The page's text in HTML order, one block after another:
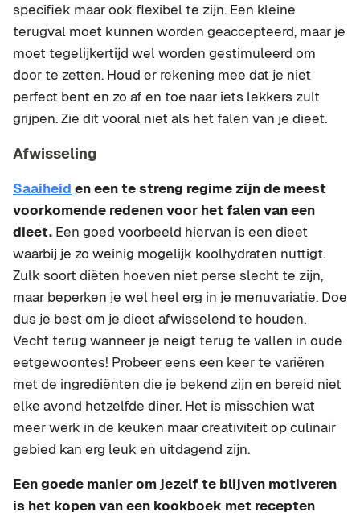
specifiek maar ook flexibel te zijn. Een kleine
terugval moet kunnen worden geaccepteerd, maar je
moet tegelijkertijd wel worden gestimuleerd om
door te zetten. Houd er rekening mee dat je niet
perfect bent en zo af en toe naar iets lekkers zult
grijpen. Zie dit vooral niet als het falen van je dieet.
Afwisseling
Saaiheid en een te streng regime zijn de meest
voorkomende redenen voor het falen van een
dieet. Een goed voorbeeld hiervan is een dieet
waarbij je zo weinig mogelijk koolhydraten nuttigt.
Zulk soort diëten hoeven niet perse slecht te zijn,
maar beperken je wel heel erg in je menuvariatie. Doe
dus je best om je dieet afwisselend te houden.
Vecht terug wanneer je neigt terug te vallen in oude
eetgewoontes! Probeer eens een keer te variëren
met de ingrediënten die je bekend zijn en bereid niet
elke avond hetzelfde diner. Het is misschien wat
meer werk in de keuken maar creativiteit op culinair
gebied kan erg leuk en uitdagend zijn.
Een goede manier om jezelf te blijven motiveren
is het kopen van een kookboek met recepten